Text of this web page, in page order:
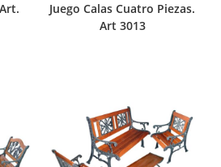
Juego Calas Cuatro Piezas.
Art 3013